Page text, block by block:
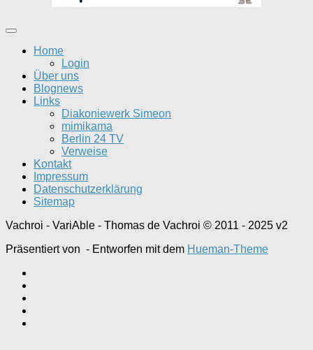
Home
Login
Über uns
Blognews
Links
Diakoniewerk Simeon
mimikama
Berlin 24 TV
Verweise
Kontakt
Impressum
Datenschutzerklärung
Sitemap
Vachroi - VariAble - Thomas de Vachroi © 2011 - 2025 v2
Präsentiert von - Entworfen mit dem Hueman-Theme